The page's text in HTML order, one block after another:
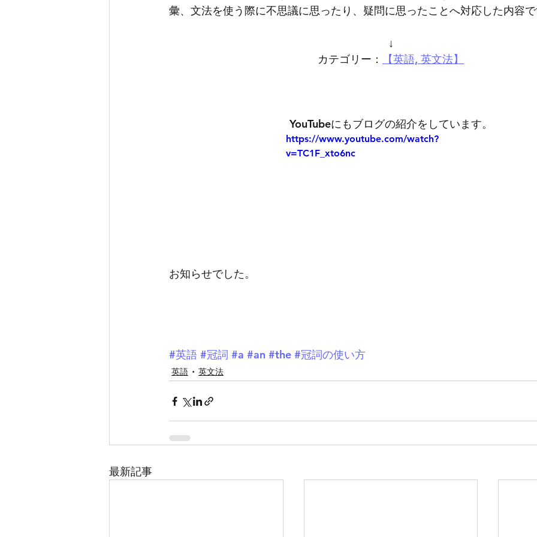
彙、文法を使う際に不思議に思ったり、疑問に思ったことへ対応した内容
↓
カテゴリー：
【英語, 英文法】
YouTubeにもブログの紹介をしています。
https://www.youtube.com/watch?
v=TC1F_xto6nc
お知らせでした。
#英語 #冠詞 #a #an #the #冠詞の使い方
英語 英文法
最新記事